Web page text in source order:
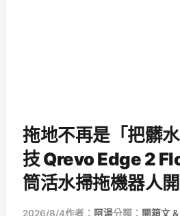
拖地不再是「把髒
技 Qrevo Edge 2
筒活水掃拖機器人
2026/8/4作者： 阿湯分類： 開箱文 &